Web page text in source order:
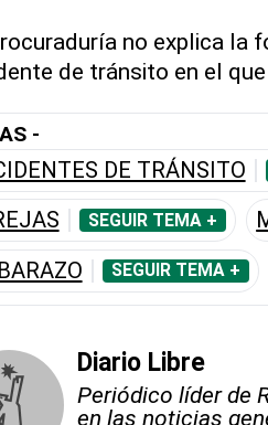
no explica la
de tránsito en el
-
DE TRÁNSITO
SEGUIR TEMA +
SEGUIR TEMA +
Diario Libre
Periódico líder de
en las noticias